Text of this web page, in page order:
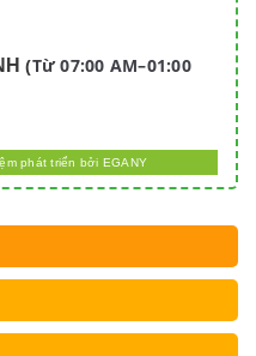
(Từ 07:00 AM–01:00
phát triển bởi EGANY